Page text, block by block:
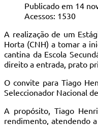
Publicado em 14
Acessos: 1530
A realização de um
Horta (CNH) a tomar a
cantina da Escola
direito a entrada, prato
O convite para Tiago
Seleccionador Nacional
A propósito, Tiago
rendimento, atendendo